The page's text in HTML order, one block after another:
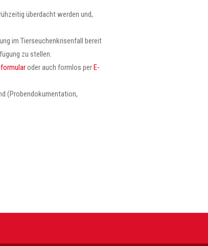
überdacht werden und,
im Tierseuchenkrisenfall bereit
zu stellen.
oder auch formlos perE-
(Probendokumentation,